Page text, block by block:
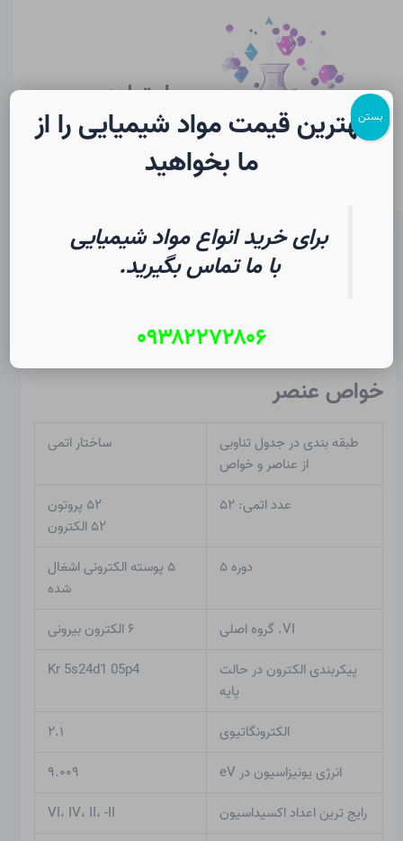
سایت لرن
شیمی
تلوریم در شیمی | فرهنگ لغت
Christopher J. Ziegler
خواص عنصر
طبقه بندی در جدول تناوبی
از عناصر و خواص
ساختار اتمی
عدد اتمی: ۵۲
۵۲ پروتون
۵۲ الکترون
دوره ۵
۵ پوسته الکترونی اشغال
شده
VI. گروه اصلی
۶ الکترون بیرونی
پیکربندی الکترون در حالت
پایه
Kr 5s24d1 05p4
الکترونگاتیوی
۲.۱
انرژی یونیزاسیون در eV
۹.۰۰۹
رایج ترین اعداد اکسیداسیون
VI، IV، II، -II
بهترین قیمت مواد شیمیایی را از
ما بخواهید
برای خرید انواع مواد شیمیایی
با ما تماس بگیرید.
۰۹۳۸۲۲۷۲۸۰۶
بستن